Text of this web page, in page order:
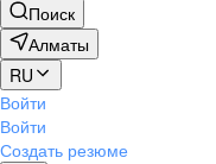
Поиск
Алматы
RU
Войти
Войти
Создать резюме